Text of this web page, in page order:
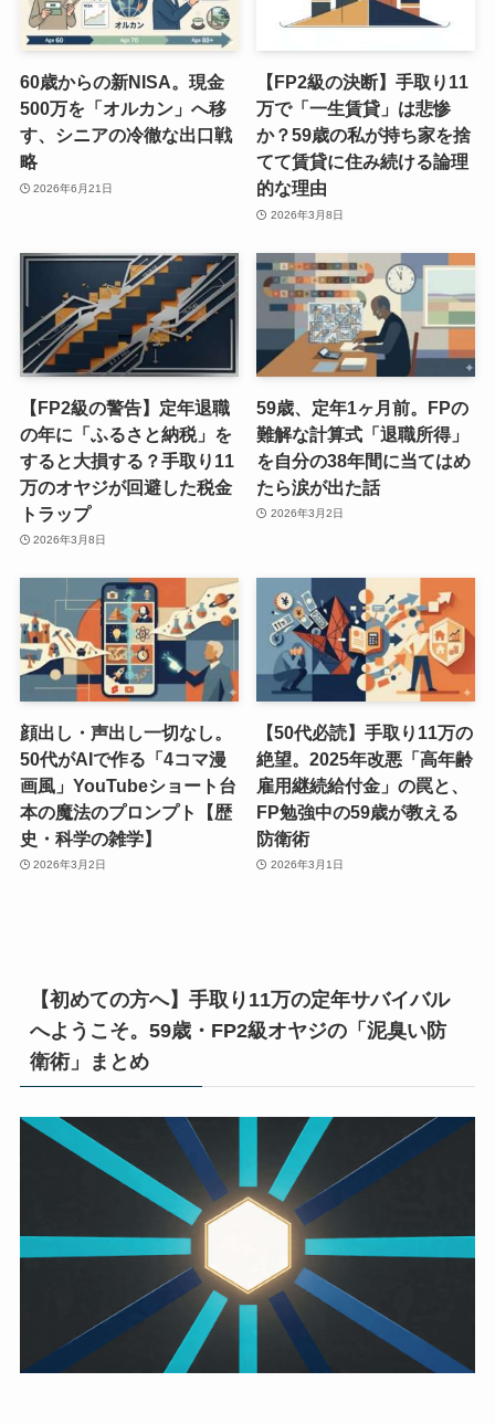
60歳からの新NISA。現金
500万を「オルカン」へ移
す、シニアの冷徹な出口戦
略
2026年6月21日
【FP2級の決断】手取り11
万で「一生賃貸」は悲惨
か？59歳の私が持ち家を捨
てて賃貸に住み続ける論理
的な理由
2026年3月8日
【FP2級の警告】定年退職
の年に「ふるさと納税」を
すると大損する？手取り11
万のオヤジが回避した税金
トラップ
2026年3月8日
59歳、定年1ヶ月前。FPの
難解な計算式「退職所得」
を自分の38年間に当てはめ
たら涙が出た話
2026年3月2日
顔出し・声出し一切なし。
50代がAIで作る「4コマ漫
画風」YouTubeショート台
本の魔法のプロンプト【歴
史・科学の雑学】
2026年3月2日
【50代必読】手取り11万の
絶望。2025年改悪「高年齢
雇用継続給付金」の罠と、
FP勉強中の59歳が教える
防衛術
2026年3月1日
【初めての方へ】手取り11万の定年サバイバル
へようこそ。59歳・FP2級オヤジの「泥臭い防
衛術」まとめ